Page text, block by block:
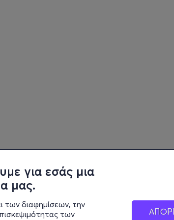
για εσάς μια
μας.
των διαφημίσεων, την
των